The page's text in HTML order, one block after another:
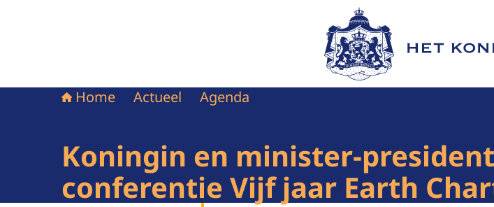
Naar de homepage van Het
Home Actueel Agenda
Koningin en minister-
conferentie Vijf jaar Earth